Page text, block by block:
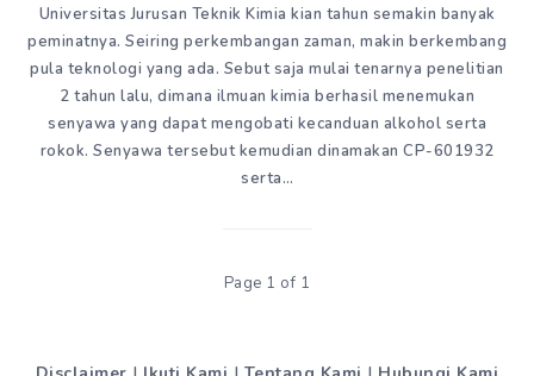
Universitas Jurusan Teknik Kimia kian tahun semakin banyak
peminatnya. Seiring perkembangan zaman, makin berkembang
pula teknologi yang ada. Sebut saja mulai tenarnya penelitian
2 tahun lalu, dimana ilmuan kimia berhasil menemukan
senyawa yang dapat mengobati kecanduan alkohol serta
rokok. Senyawa tersebut kemudian dinamakan CP-601932
serta…
Page 1 of 1